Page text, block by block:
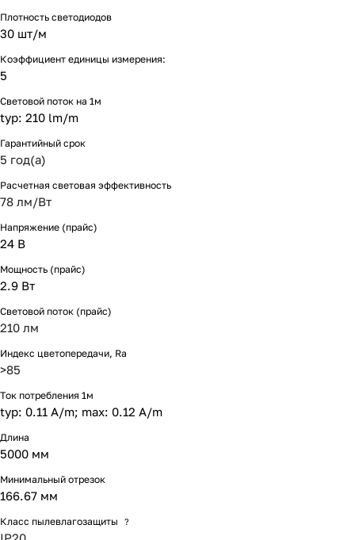
Плотность светодиодов
30 шт/м
Коэффициент единицы измерения:
5
Световой поток на 1м
typ: 210 lm/m
Гарантийный срок
5 год(а)
Расчетная световая эффективность
78 лм/Вт
Напряжение (прайс)
24 В
Мощность (прайс)
2.9 Вт
Световой поток (прайс)
210 лм
Индекс цветопередачи, Ra
>85
Ток потребления 1м
typ: 0.11 A/m; max: 0.12 A/m
Длина
5000 мм
Минимальный отрезок
166.67 мм
Класс пылевлагозащиты ?